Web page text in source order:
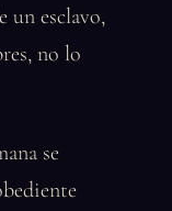
un esclavo,
no lo
se